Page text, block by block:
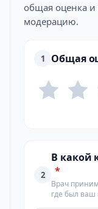
общая оценка
модерацию.
1 Общая
2
В какой
*
Врач
где был ваш